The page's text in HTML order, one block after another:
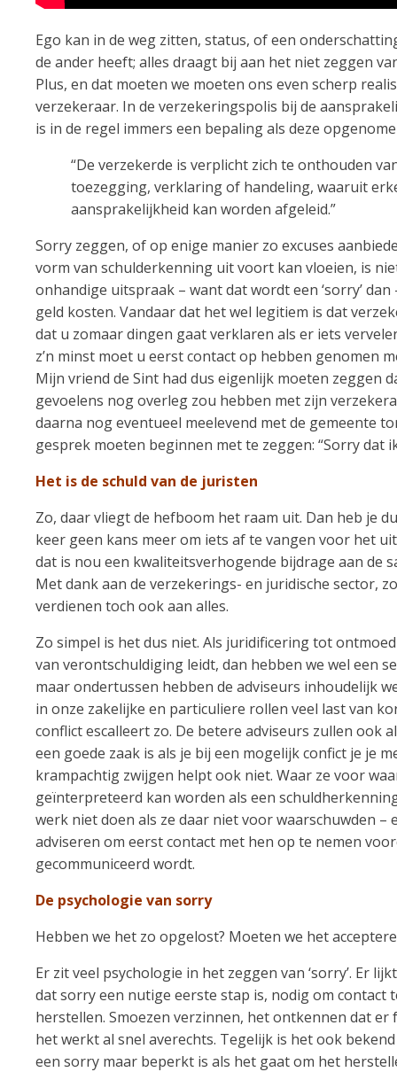
Ego kan in de weg zitten, status, of een
de ander heeft; alles draagt bij aan het niet zeggen
Plus, en dat moeten we moeten ons even scherp
verzekeraar. In de verzekeringspolis bij de
is in de regel immers een bepaling als deze
“De verzekerde is verplicht zich te onthouden
toezegging, verklaring of handeling, waaruit
aansprakelijkheid kan worden afgeleid.”
Sorry zeggen, of op enige manier zo excuses
vorm van schulderkenning uit voort kan vloeien, is
onhandige uitspraak – want dat wordt een ‘sorry’ dan
geld kosten. Vandaar dat het wel legitiem is dat
dat u zomaar dingen gaat verklaren als er iets
z’n minst moet u eerst contact op hebben genomen
Mijn vriend de Sint had dus eigenlijk moeten zeggen
gevoelens nog overleg zou hebben met zijn
daarna nog eventueel meelevend met de gemeente
gesprek moeten beginnen met te zeggen: “Sorry dat
Het is de schuld van de juristen
Zo, daar vliegt de hefboom het raam uit. Dan heb je
keer geen kans meer om iets af te vangen voor het
dat is nou een kwaliteitsverhogende bijdrage aan de
Met dank aan de verzekerings- en juridische sector,
verdienen toch ook aan alles.
Zo simpel is het dus niet. Als juridificering tot
van verontschuldiging leidt, dan hebben we wel een
maar ondertussen hebben de adviseurs inhoudelijk
in onze zakelijke en particuliere rollen veel last van
conflict escalleert zo. De betere adviseurs zullen ook
een goede zaak is als je bij een mogelijk confict je je
krampachtig zwijgen helpt ook niet. Waar ze voor
geïnterpreteerd kan worden als een
werk niet doen als ze daar niet voor waarschuwden –
adviseren om eerst contact met hen op te nemen
gecommuniceerd wordt.
De psychologie van sorry
Hebben we het zo opgelost? Moeten we het
Er zit veel psychologie in het zeggen van ‘sorry’. Er
dat sorry een nutige eerste stap is, nodig om contact
herstellen. Smoezen verzinnen, het ontkennen dat er
het werkt al snel averechts. Tegelijk is het ook
een sorry maar beperkt is als het gaat om het